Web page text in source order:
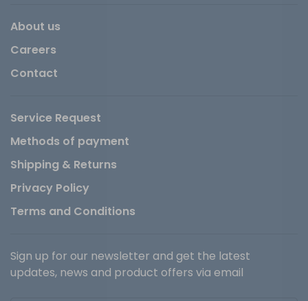
About us
Careers
Contact
Service Request
Methods of payment
Shipping & Returns
Privacy Policy
Terms and Conditions
Sign up for our newsletter and get the latest
updates, news and product offers via email